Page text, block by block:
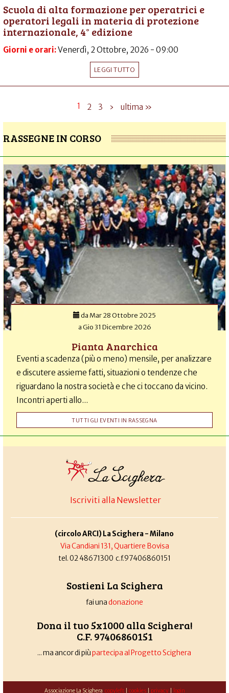
Scuola di alta formazione per operatrici e
operatori legali in materia di protezione
internazionale, 4° edizione
Giorni e orari:Venerdì, 2 Ottobre, 2026 - 09:00
LEGGI TUTTO
1 2 3 › ultima »
RASSEGNE IN CORSO
da Mar 28 Ottobre 2025
aGio 31 Dicembre 2026
Pianta Anarchica
Eventi a scadenza (più o meno) mensile, per analizzare
e discutere assieme fatti, situazioni o tendenze che
riguardano la nostra società e che ci toccano da vicino.
Incontri aperti allo...
TUTTI GLI EVENTI IN RASSEGNA
Iscriviti alla Newsletter
(circolo ARCI) La Scighera - Milano
Via Candiani 131, Quartiere Bovisa
tel. 02 48671300 c.f.97406860151
Sostieni La Scighera
fai unadonazione
Dona il tuo 5x1000 alla Scighera!
C.F. 97406860151
... ma ancor di piùpartecipa al Progetto Scighera
Associazione La Scighera copyleft| cookies| privacy| login